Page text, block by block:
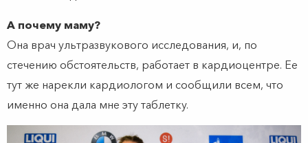
А почему маму?
Она врач ультразвукового исследования, и, по
стечению обстоятельств, работает в кардиоцентре. Ее
тут же нарекли кардиологом и сообщили всем, что
именно она дала мне эту таблетку.